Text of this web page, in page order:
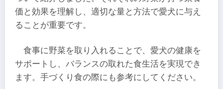
価と効果を理解し、適切な量と方法で愛犬に与え
ることが重要です。
食事に野菜を取り入れることで、愛犬の健康を
サポートし、バランスの取れた食生活を実現でき
ます。手づくり食の際にも参考にしてください。